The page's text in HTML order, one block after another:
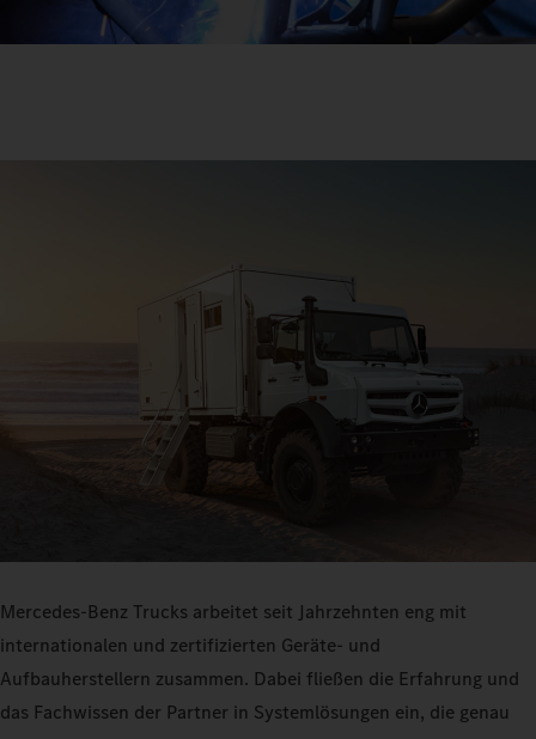
Mercedes-Benz Trucks arbeitet seit Jahrzehnten eng mit
internationalen und zertifizierten Geräte- und
Aufbauherstellern zusammen. Dabei fließen die Erfahrung und
das Fachwissen der Partner in Systemlösungen ein, die genau